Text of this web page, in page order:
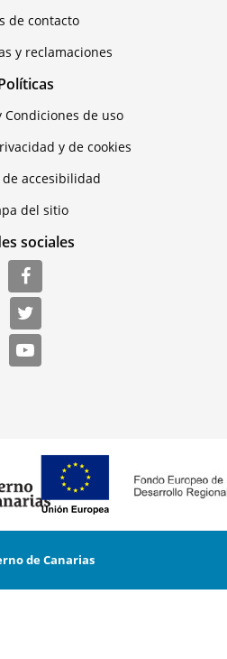
de contacto
y reclamaciones
Condiciones de uso
y de cookies
de accesibilidad
del sitio
sociales
de Canarias